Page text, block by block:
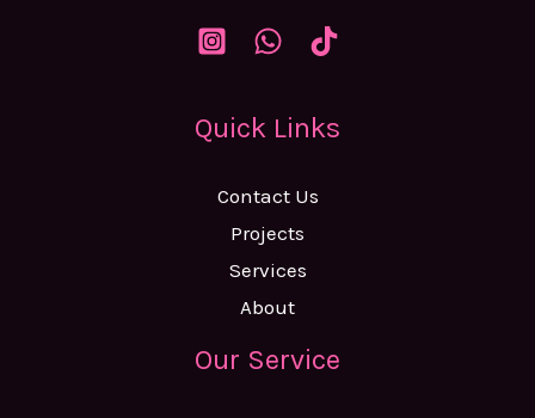
Quick Links
Contact Us
Projects
Services
About
Our Service